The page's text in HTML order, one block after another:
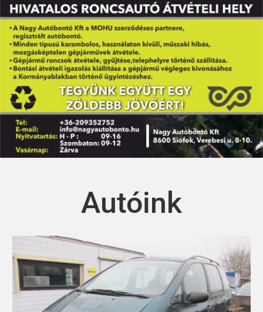
Autóink